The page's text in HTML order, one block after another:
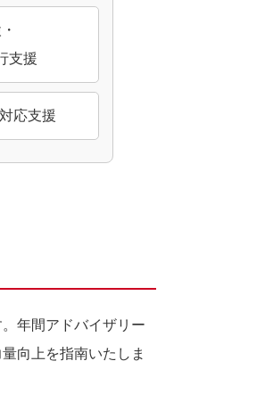
支援
応支援
年間アドバイザリー
向上を指南いたしま